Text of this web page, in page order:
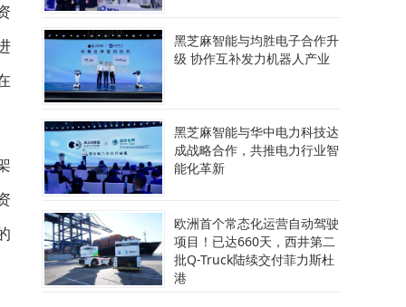
黑芝麻智能与均胜电子合作升
级 协作互补发力机器人产业
黑芝麻智能与华中电力科技达
成战略合作，共推电力行业智
能化革新
欧洲首个常态化运营自动驾驶
项目！已达660天，西井第二
批Q-Truck陆续交付菲力斯杜
港